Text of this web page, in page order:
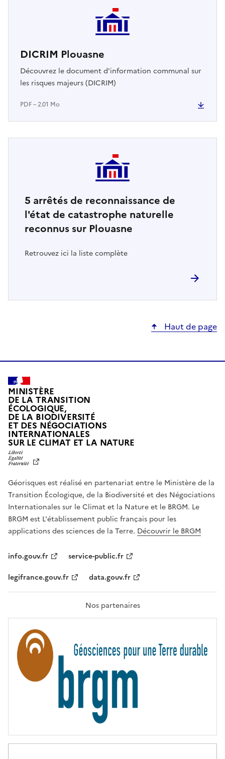
DICRIM Plouasne
PDF – 2.01 Mo
Découvrez le document d'information communal sur
les risques majeurs (DICRIM)
5 arrêtés de reconnaissance de
l'état de catastrophe naturelle
reconnus sur Plouasne
Retrouvez ici la liste complète
Haut de page
MINISTÈRE
DE LA TRANSITION
ÉCOLOGIQUE,
DE LA BIODIVERSITÉ
ET DES NÉGOCIATIONS
INTERNATIONALES
SUR LE CLIMAT ET LA NATUREL
T
É
,
É
G
A
L
F
A
T
R
T
É
Géorisques est réalisé en partenariat entre le Ministère de la
Transition Écologique, de la Biodiversité et des Négociations
Internationales sur le Climat et la Nature et le BRGM. Le
BRGM est L'établissement public français pour les
applications des sciences de la Terre. Découvrir le BRGM
info.gouv.fr
service-public.fr
legifrance.gouv.fr
data.gouv.fr
Nos partenaires